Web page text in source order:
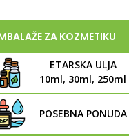
ZA KOZMETIKU
ETARSKA ULJA
10ml, 30ml, 250ml
POSEBNA PONUDA